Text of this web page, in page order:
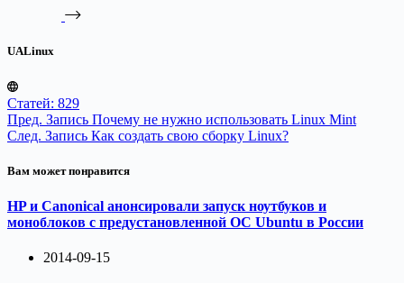
UALinux
Статей: 829
Пред. Запись Почему не нужно использовать Linux Mint
След. Запись Как создать свою сборку Linux?
Вам может понравится
HP и Canonical анонсировали запуск ноутбуков и
моноблоков с предустановленной ОС Ubuntu в России
2014-09-15